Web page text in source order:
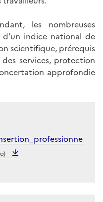
les nombreuses
indice national de
scientifique, prérequis
services, protection
approfondie